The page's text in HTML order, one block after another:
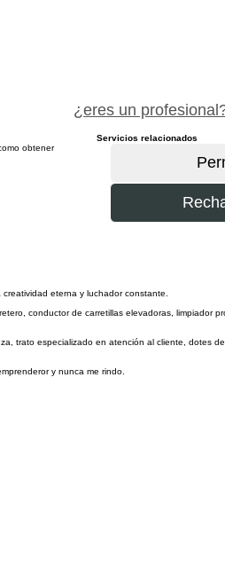
¿eres un
obtener
eterna y luchador constante.
conductor de carretillas elevadoras, limpiador
trato especializado en atención al cliente, dotes
y nunca me rindo.
Servicios relacionados